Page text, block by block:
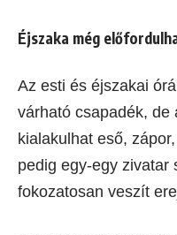
Éjszaka még
Az esti és éjszakai
várható csapadék, de
kialakulhat eső,
pedig egy-egy zivatar
fokozatosan veszít